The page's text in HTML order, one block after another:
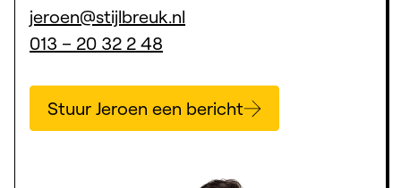
jeroen@stijlbreuk.nl
013 – 20 32 2 48
Stuur Jeroen een bericht